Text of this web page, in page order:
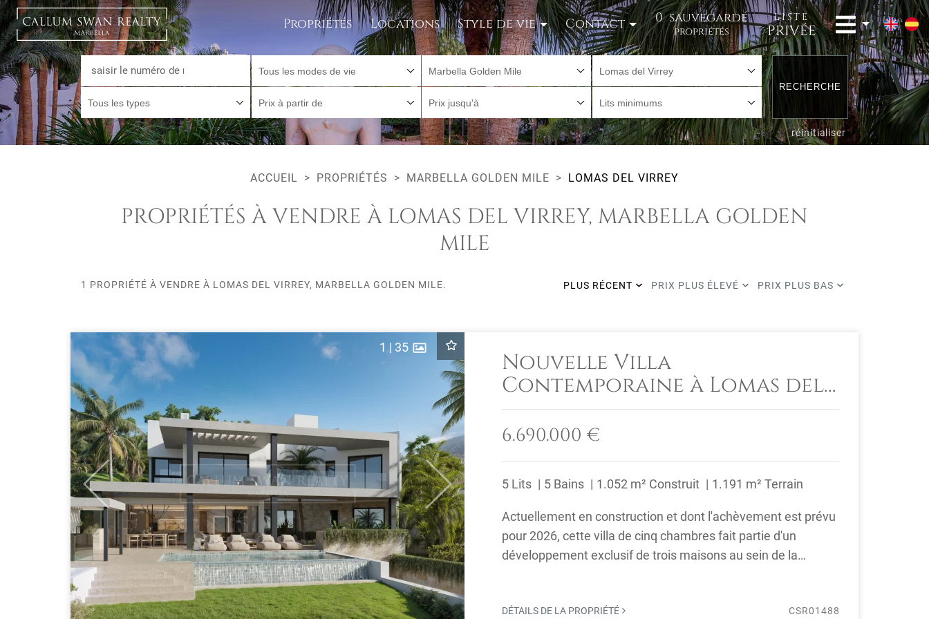
Propriétés Locations Style de vie Contact 0 sauvegardé
propriétés
LISTE
PRIVÉE
Tous les modes de vie Marbella Golden Mile Lomas del Virrey
Tous les types Prix à partir de Prix jusqu'à Lits minimums
RECHERCHE
réinitialiser
ACCUEIL PROPRIÉTÉS MARBELLA GOLDEN MILE LOMAS DEL VIRREY
PROPRIÉTÉS À VENDRE À LOMAS DEL VIRREY, MARBELLA GOLDEN
MILE
1 PROPRIÉTÉ À VENDRE À LOMAS DEL VIRREY, MARBELLA GOLDEN MILE. PLUS RÉCENT PRIX PLUS ÉLEVÉ PRIX PLUS BAS
Previous Next
1 | 35
Nouvelle Villa
Contemporaine à Lomas del
Virrey, Mille d'Or
6.690.000 €
5 Lits 5 Bains 1.052 m² Construit 1.191 m² Terrain
Actuellement en construction et dont l'achèvement est prévu
pour 2026, cette villa de cinq chambres fait partie d'un
développement exclusif de trois maisons au sein de la
DÉTAILS DE LA PROPRIÉTÉ CSR01488